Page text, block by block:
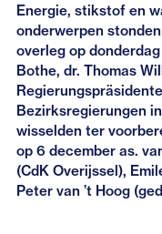
Energie, stikstof en
onderwerpen
overleg op
Bothe, dr. Thomas
Bezirksregierungen
wisselden ter
op 6 december as.
(CdK Overijssel),
Peter van ’t Hoog